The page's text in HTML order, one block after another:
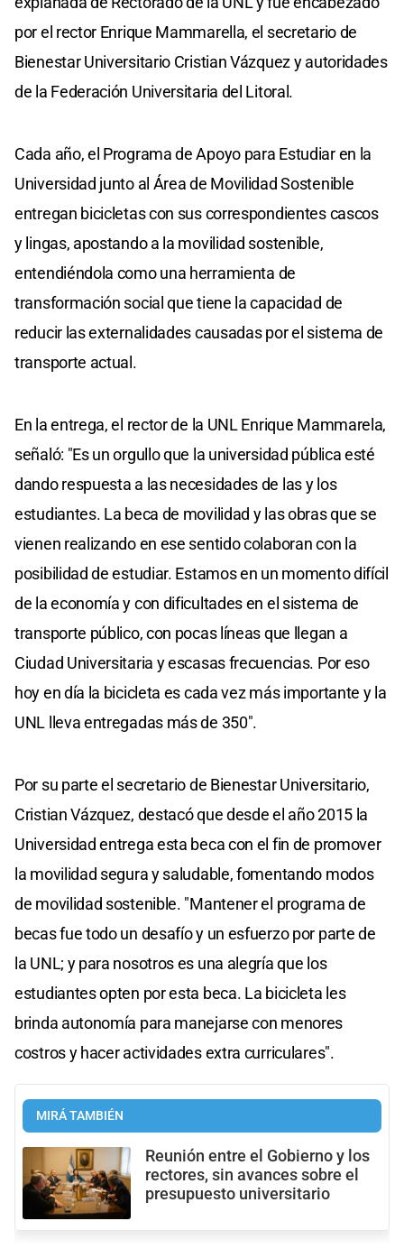
por el rector Enrique Mammarella, el secretario de
Bienestar Universitario Cristian Vázquez y autoridades
de la Federación Universitaria del Litoral.
Cada año, el Programa de Apoyo para Estudiar en la
Universidad junto al Área de Movilidad Sostenible
entregan bicicletas con sus correspondientes cascos
y lingas, apostando a la movilidad sostenible,
entendiéndola como una herramienta de
transformación social que tiene la capacidad de
reducir las externalidades causadas por el sistema de
transporte actual.
En la entrega, el rector de la UNL Enrique Mammarela,
señaló: "Es un orgullo que la universidad pública esté
dando respuesta a las necesidades de las y los
estudiantes. La beca de movilidad y las obras que se
vienen realizando en ese sentido colaboran con la
posibilidad de estudiar. Estamos en un momento difícil
de la economía y con dificultades en el sistema de
transporte público, con pocas líneas que llegan a
Ciudad Universitaria y escasas frecuencias. Por eso
hoy en día la bicicleta es cada vez más importante y la
UNL lleva entregadas más de 350".
Por su parte el secretario de Bienestar Universitario,
Cristian Vázquez, destacó que desde el año 2015 la
Universidad entrega esta beca con el fin de promover
la movilidad segura y saludable, fomentando modos
de movilidad sostenible. "Mantener el programa de
becas fue todo un desafío y un esfuerzo por parte de
la UNL; y para nosotros es una alegría que los
estudiantes opten por esta beca. La bicicleta les
brinda autonomía para manejarse con menores
costros y hacer actividades extra curriculares".
MIRÁ TAMBIÉN
Reunión entre el Gobierno y los
rectores, sin avances sobre el
presupuesto universitario